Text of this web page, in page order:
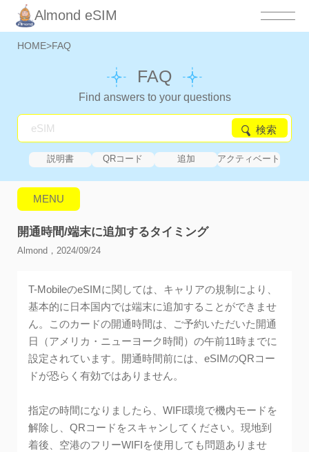
Almond eSIM
HOME>FAQ
FAQ
Find answers to your questions
検索
説明書 QRコード 追加
アクティベート
MENU
開通時間/端末に追加するタイミング
Almond，2024/09/24
T-MobileのeSIMに関しては、キャリアの規制により、
基本的に日本国内では端末に追加することができませ
ん。このカードの開通時間は、ご予約いただいた開通
日（アメリカ・ニューヨーク時間）の午前11時までに
設定されています。開通時間前には、eSIMのQRコー
ドが恐らく有効ではありません。
指定の時間になりましたら、WIFI環境で機内モードを
解除し、QRコードをスキャンしてください。現地到
着後、空港のフリーWIFIを使用しても問題ありませ